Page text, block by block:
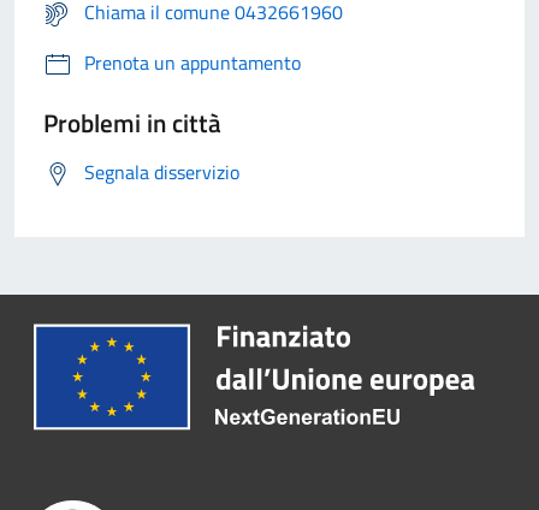
Chiama il comune 0432661960
Prenota un appuntamento
Problemi in città
Segnala disservizio